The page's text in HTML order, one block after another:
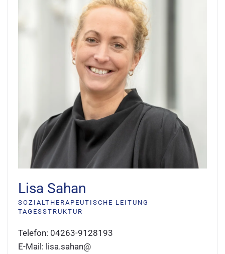
Lisa Sahan
SOZIALTHERAPEUTISCHE LEITUNG
TAGESSTRUKTUR
Telefon: 04263-9128193
E-Mail: lisa.sahan@